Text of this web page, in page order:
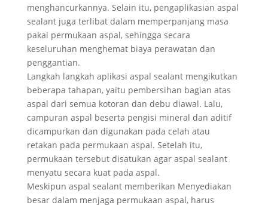
menghancurkannya. Selain itu, pengaplikasian aspal
sealant juga terlibat dalam memperpanjang masa
pakai permukaan aspal, sehingga secara
keseluruhan menghemat biaya perawatan dan
penggantian.
Langkah langkah aplikasi aspal sealant mengikutkan
beberapa tahapan, yaitu pembersihan bagian atas
aspal dari semua kotoran dan debu diawal. Lalu,
campuran aspal beserta pengisi mineral dan aditif
dicampurkan dan digunakan pada celah atau
retakan pada permukaan aspal. Setelah itu,
permukaan tersebut disatukan agar aspal sealant
menyatu secara kuat pada aspal.
Meskipun aspal sealant memberikan Menyediakan
besar dalam menjaga permukaan aspal, harus